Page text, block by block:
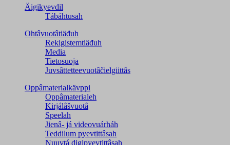
Äigikyevdil
Tábáhtusah
Ohtâvuotâtiäđuh
Rekigistemtiäđuh
Media
Tietosuoja
Juvsâttetteevuotâčielgiittâs
Oppâmaterialkävppi
Oppâmaterialeh
Kirjálâšvuotâ
Speelah
Jienâ- já videovuárháh
Teddilum pyevtittâsah
Nuuvtá digipyevtittâsah